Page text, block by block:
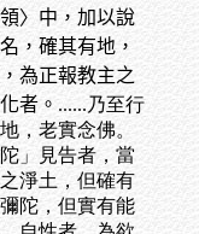
〉中，加以說
，確其有地，
為正報教主之
者。......乃至行
，老實念佛。
」見告者，當
淨土，但確有
陀，但實有能